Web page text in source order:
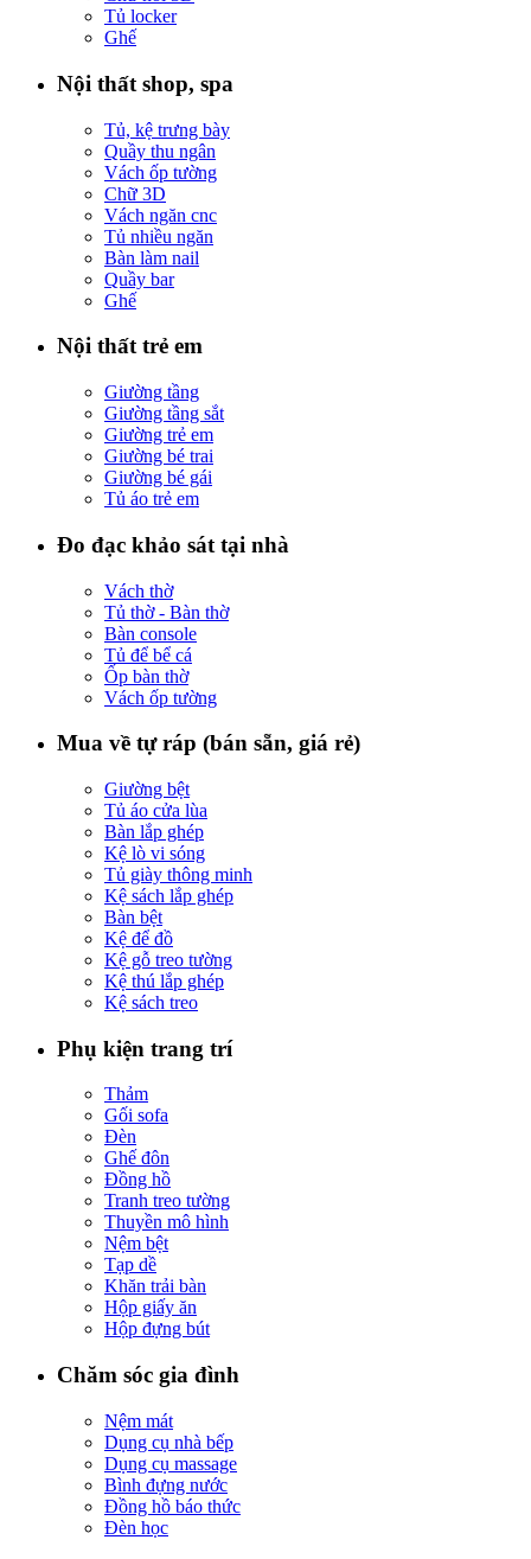
Tủ locker
Ghế
Nội thất shop, spa
Tủ, kệ trưng bày
Quầy thu ngân
Vách ốp tường
Chữ 3D
Vách ngăn cnc
Tủ nhiều ngăn
Bàn làm nail
Quầy bar
Ghế
Nội thất trẻ em
Giường tầng
Giường tầng sắt
Giường trẻ em
Giường bé trai
Giường bé gái
Tủ áo trẻ em
Đo đạc khảo sát tại nhà
Vách thờ
Tủ thờ - Bàn thờ
Bàn console
Tủ để bể cá
Ốp bàn thờ
Vách ốp tường
Mua về tự ráp (bán sẵn, giá rẻ)
Giường bệt
Tủ áo cửa lùa
Bàn lắp ghép
Kệ lò vi sóng
Tủ giày thông minh
Kệ sách lắp ghép
Bàn bệt
Kệ để đồ
Kệ gỗ treo tường
Kệ thú lắp ghép
Kệ sách treo
Phụ kiện trang trí
Thảm
Gối sofa
Đèn
Ghế đôn
Đồng hồ
Tranh treo tường
Thuyền mô hình
Nệm bệt
Tạp dề
Khăn trải bàn
Hộp giấy ăn
Hộp đựng bút
Chăm sóc gia đình
Nệm mát
Dụng cụ nhà bếp
Dụng cụ massage
Bình đựng nước
Đồng hồ báo thức
Đèn học